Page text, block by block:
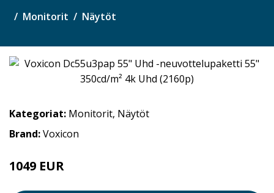
Monitorit Näytöt
Kategoriat: Monitorit, Näytöt
Brand:Voxicon
1049 EUR